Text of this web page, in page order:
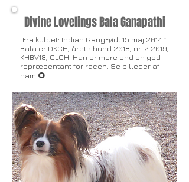
Divine Lovelings Bala Ganapathi
Fra kuldet: Indian GangFødt 15.maj 2014†
Bala er DKCH, årets hund 2018, nr. 2 2019,
KHBV18, CLCH. Han er mere end en god
repræsentant for racen. Se billeder af
ham O